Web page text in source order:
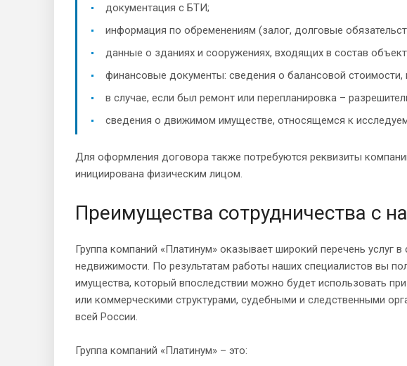
документация с БТИ;
информация по обременениям (залог, долговые
данные о зданиях и сооружениях, входящих в состав
финансовые документы: сведения о балансовой стоимости,
в случае, если был ремонт или перепланировка –
сведения о движимом имуществе, относящемся к
Для оформления договора также потребуются реквизиты
инициирована физическим лицом.
Преимущества сотрудничества с
Группа компаний «Платинум» оказывает широкий перечень услуг
недвижимости. По результатам работы наших специалистов вы
имущества, который впоследствии можно будет использовать
или коммерческими структурами, судебными и следственными
всей России.
Группа компаний «Платинум» – это: